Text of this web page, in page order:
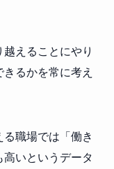
えることにやり
るかを常に考え
職場では「働き
いというデータ